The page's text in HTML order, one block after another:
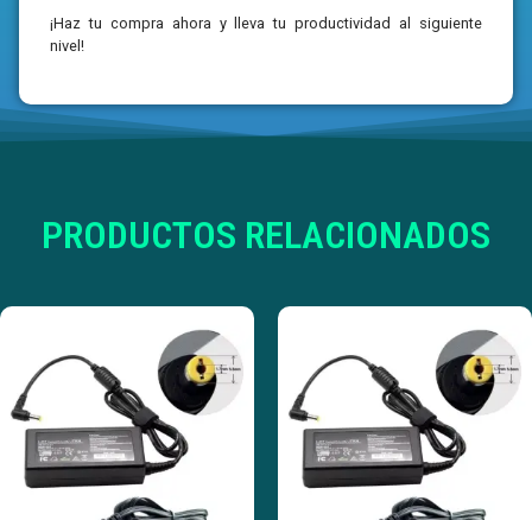
¡Haz tu compra ahora y lleva tu productividad al siguiente
nivel!
PRODUCTOS RELACIONADOS